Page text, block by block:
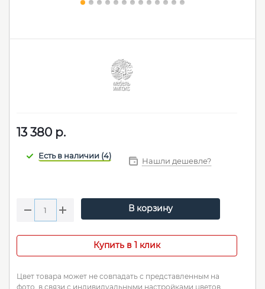
13 380 р.
Нашли дешевле?
В корзину
Купить в 1 клик
Цвет товара может не совпадать с представленным на
фото, в связи с индивидуальными настройками цветов